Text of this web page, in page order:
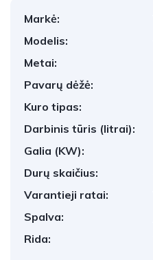
Markė:
Modelis:
Metai:
Pavarų dėžė:
Kuro tipas:
Darbinis tūris (litrai):
Galia (KW):
Durų skaičius:
Varantieji ratai:
Spalva:
Rida: